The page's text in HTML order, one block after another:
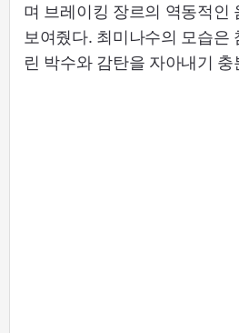
며 브레이킹 장르의 역동적인
보여줬다. 최미나수의 모습은
린 박수와 감탄을 자아내기 충